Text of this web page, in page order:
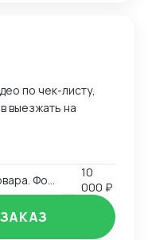
по чек-листу,
выезжать на
10
000 ₽